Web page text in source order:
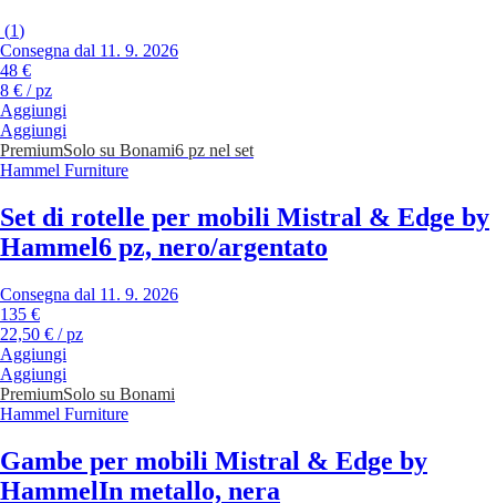
(1)
Consegna dal 11. 9. 2026
48 €
8 € / pz
Aggiungi
Aggiungi
PremiumSolo su Bonami6 pz nel set
Hammel Furniture
Set di rotelle per mobili Mistral & Edge by
Hammel6 pz, nero/argentato
Consegna dal 11. 9. 2026
135 €
22,50 € / pz
Aggiungi
Aggiungi
PremiumSolo su Bonami
Hammel Furniture
Gambe per mobili Mistral & Edge by
HammelIn metallo, nera